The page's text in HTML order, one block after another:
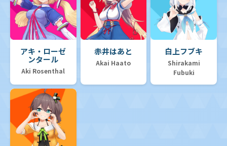
アキ・ローゼ
ンタール
Aki Rosenthal
赤井はあと
Akai Haato
白上フブキ
Shirakami
Fubuki